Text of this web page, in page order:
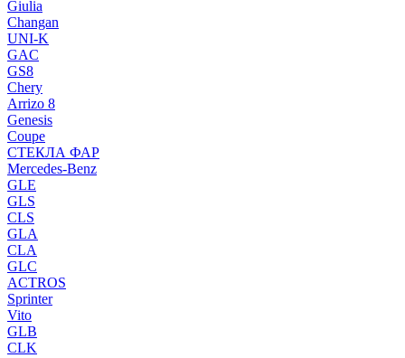
Giulia
Changan
UNI-K
GAC
GS8
Chery
Arrizo 8
Genesis
Coupe
СТЕКЛА ФАР
Mercedes-Benz
GLE
GLS
CLS
GLA
CLA
GLC
ACTROS
Sprinter
Vito
GLB
CLK